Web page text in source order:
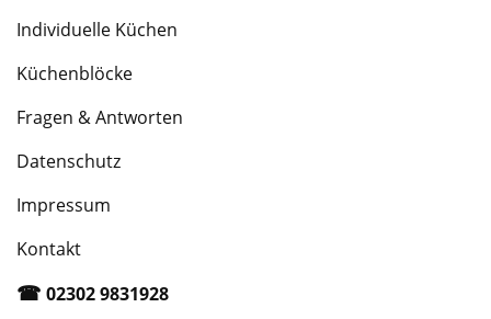
Individuelle Küchen
Küchenblöcke
Fragen & Antworten
Datenschutz
Impressum
Kontakt
☎︎ 02302 9831928